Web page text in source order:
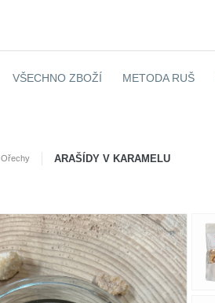
VŠECHNO ZBOŽÍ METODA RUŠ
Ořechy ARAŠÍDY V KARAMELU